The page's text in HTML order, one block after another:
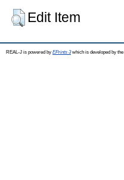
Edit Item
REAL-J is powered by EPrints 3which is developed by the